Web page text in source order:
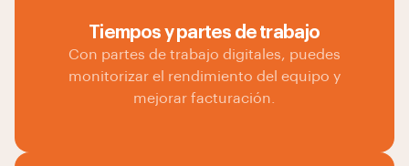
Tiempos y partes de trabajo
Con partes de trabajo digitales, puedes
monitorizar el rendimiento del equipo y
mejorar facturación.